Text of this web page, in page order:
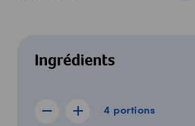
Ingrédients
4 portions
Afficher la recette de 3
Afficher la recette de 5
4 portions